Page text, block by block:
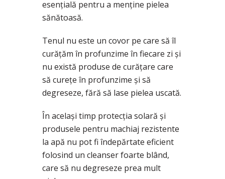
esențială pentru a menține pielea
sănătoasă.
Tenul nu este un covor pe care să îl
curățăm în profunzime în fiecare zi și
nu există produse de curățare care
să curețe în profunzime și să
degreseze, fără să lase pielea uscată.
În același timp protecția solară și
produsele pentru machiaj rezistente
la apă nu pot fi îndepărtate eficient
folosind un cleanser foarte blând,
care să nu degreseze prea mult